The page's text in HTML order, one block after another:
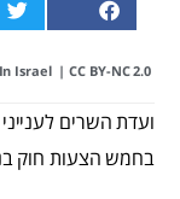
Israel |CC BY-NC 2.0
ועדת השרים
בחמש הצעות חוק